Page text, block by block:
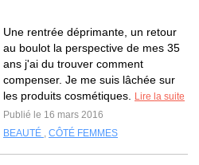
Une rentrée déprimante, un retour
au boulot la perspective de mes 35
ans j'ai du trouver comment
compenser. Je me suis lâchée sur
les produits cosmétiques.
Lire la suite
Publié le 16 mars 2016
BEAUTÉ , CÔTÉ FEMMES